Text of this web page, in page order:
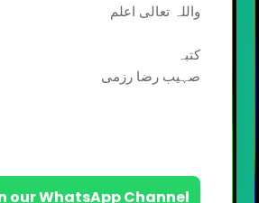
واللہ تعالی اعلم
کتبہ
صہیب رضا رزمی
our WhatsApp Channel